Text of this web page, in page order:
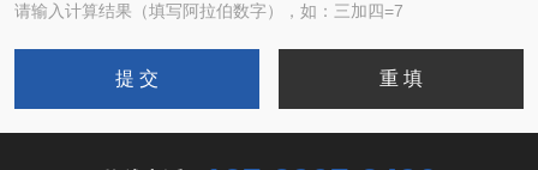
请输入计算结果（填写阿拉伯数字），如：三加四=7